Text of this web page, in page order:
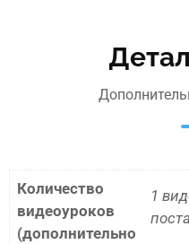
Количество
видеоуроков
(дополнительно
1